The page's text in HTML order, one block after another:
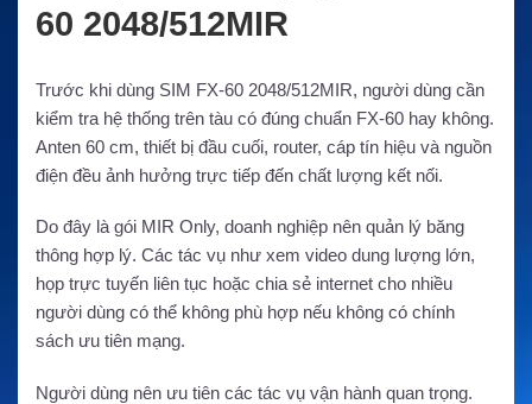
60 2048/512MIR
Trước khi dùng SIM FX-60 2048/512MIR, người dùng cần
kiểm tra hệ thống trên tàu có đúng chuẩn FX-60 hay không.
Anten 60 cm, thiết bị đầu cuối, router, cáp tín hiệu và nguồn
điện đều ảnh hưởng trực tiếp đến chất lượng kết nối.
Do đây là gói MIR Only, doanh nghiệp nên quản lý băng
thông hợp lý. Các tác vụ như xem video dung lượng lớn,
họp trực tuyến liên tục hoặc chia sẻ internet cho nhiều
người dùng có thể không phù hợp nếu không có chính
sách ưu tiên mạng.
Người dùng nên ưu tiên các tác vụ vận hành quan trọng.